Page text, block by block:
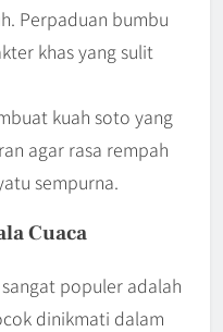
Perpaduan bumbu
khas yang sulit
kuah soto yang
agar rasa rempah
sempurna.
Cuaca
populer adalah
dinikmati dalam